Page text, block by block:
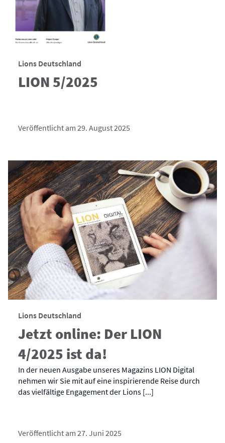
Lions Deutschland
LION 5/2025
Veröffentlicht am 29. August 2025
Lions Deutschland
Jetzt online: Der LION
4/2025 ist da!
In der neuen Ausgabe unseres Magazins LION Digital
nehmen wir Sie mit auf eine inspirierende Reise durch
das vielfältige Engagement der Lions [...]
Veröffentlicht am 27. Juni 2025